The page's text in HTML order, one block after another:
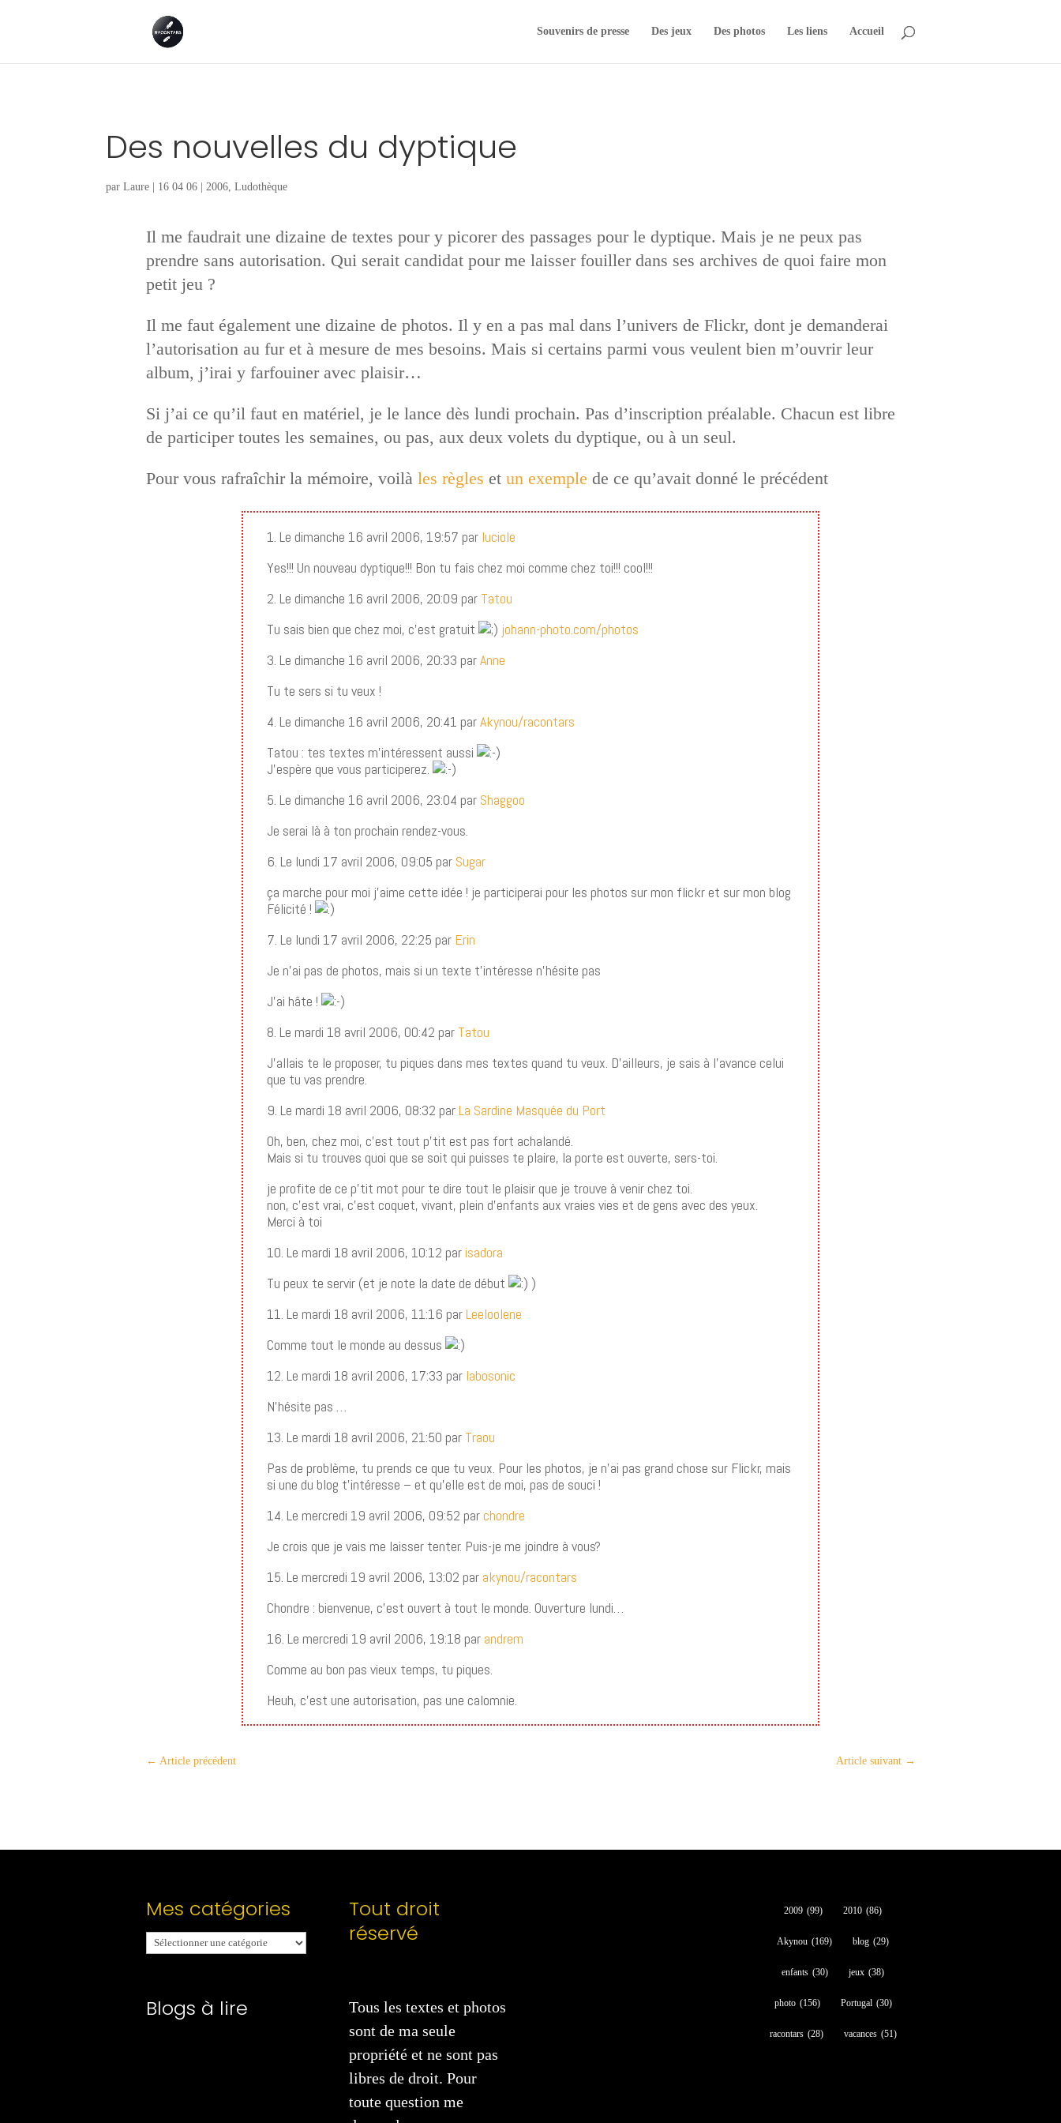
Souvenirs de presse Des jeux Des photos Les liens Accueil
Des nouvelles du dyptique
parLaure | 16 04 06 | 2006 ,Ludothèque
Il me faudrait une dizaine de textes pour y picorer des passages pour le dyptique. Mais je ne peux pas
prendre sans autorisation. Qui serait candidat pour me laisser fouiller dans ses archives de quoi faire mon
petit jeu ?
Il me faut également une dizaine de photos. Il y en a pas mal dans l’univers de Flickr, dont je demanderai
l’autorisation au fur et à mesure de mes besoins. Mais si certains parmi vous veulent bien m’ouvrir leur
album, j’irai y farfouiner avec plaisir…
Si j’ai ce qu’il faut en matériel, je le lance dès lundi prochain. Pas d’inscription préalable. Chacun est libre
de participer toutes les semaines, ou pas, aux deux volets du dyptique, ou à un seul.
Pour vous rafraîchir la mémoire, voilà les règles et un exemple de ce qu’avait donné le précédent
1. Le dimanche 16 avril 2006, 19:57 par luciole
Yes!!! Un nouveau dyptique!!! Bon tu fais chez moi comme chez toi!!! cool!!!
2. Le dimanche 16 avril 2006, 20:09 par Tatou
Tu sais bien que chez moi, c’est gratuit
johann-photo.com/photos
3. Le dimanche 16 avril 2006, 20:33 parAnne
Tu te sers si tu veux !
4. Le dimanche 16 avril 2006, 20:41 parAkynou/racontars
Tatou : tes textes m’intéressent aussi
J’espère que vous participerez.
5. Le dimanche 16 avril 2006, 23:04 par Shaggoo
Je serai là à ton prochain rendez-vous.
6. Le lundi 17 avril 2006, 09:05 par Sugar
ça marche pour moi j’aime cette idée ! je participerai pour les photos sur mon flickr et sur mon blog
Félicité !
7. Le lundi 17 avril 2006, 22:25 par Erin
Je n’ai pas de photos, mais si un texte t’intéresse n’hésite pas
J’ai hâte !
8. Le mardi 18 avril 2006, 00:42 par Tatou
J’allais te le proposer, tu piques dans mes textes quand tu veux. D’ailleurs, je sais à l’avance celui
que tu vas prendre.
9. Le mardi 18 avril 2006, 08:32 parLa Sardine Masquée du Port
Oh, ben, chez moi, c’est tout p’tit est pas fort achalandé.
Mais si tu trouves quoi que se soit qui puisses te plaire, la porte est ouverte, sers-toi.
je profite de ce p’tit mot pour te dire tout le plaisir que je trouve à venir chez toi.
non, c’est vrai, c’est coquet, vivant, plein d’enfants aux vraies vies et de gens avec des yeux.
Merci à toi
10. Le mardi 18 avril 2006, 10:12 parisadora
Tu peux te servir (et je note la date de début
)
11. Le mardi 18 avril 2006, 11:16 parLeeloolene
Comme tout le monde au dessus
12. Le mardi 18 avril 2006, 17:33 par labosonic
N’hésite pas …
13. Le mardi 18 avril 2006, 21:50 par Traou
Pas de problème, tu prends ce que tu veux. Pour les photos, je n’ai pas grand chose sur Flickr, mais
si une du blog t’intéresse – et qu’elle est de moi, pas de souci !
14. Le mercredi 19 avril 2006, 09:52 parchondre
Je crois que je vais me laisser tenter. Puis-je me joindre à vous?
15. Le mercredi 19 avril 2006, 13:02 par akynou/racontars
Chondre : bienvenue, c’est ouvert à tout le monde. Ouverture lundi…
16. Le mercredi 19 avril 2006, 19:18 par andrem
Comme au bon pas vieux temps, tu piques.
Heuh, c’est une autorisation, pas une calomnie.
← Article précédent Article suivant→
Mes catégories
Mes
catégories
Blogs à lire
Tout droit
réservé
Tous les textes et photos
sont de ma seule
propriété et ne sont pas
libres de droit. Pour
toute question me
2009 (99) 2010 (86)
Akynou (169) blog (29)
enfants (30) jeux (38)
photo (156) Portugal (30)
racontars (28) vacances (51)